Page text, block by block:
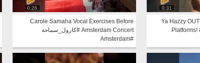
0:31
Ya Hazzy
0:26
Carole Samaha Vocal Exercises Before
Amsterdam Concert #كارول_سماحة
#Amsterdam